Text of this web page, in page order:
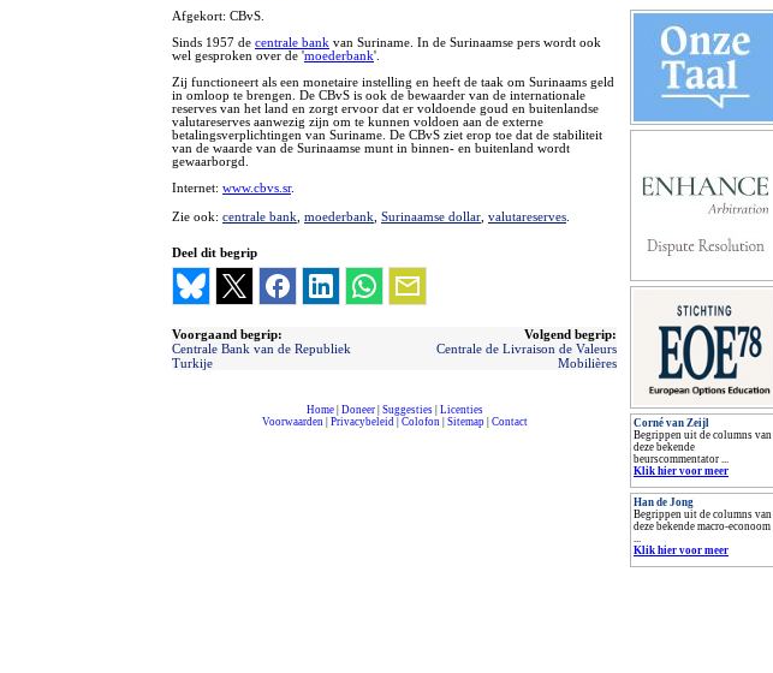
Afgekort: CBvS.
Sinds 1957 de centrale bank van Suriname. In de Surinaamse pers wordt ook
wel gesproken over de 'moederbank'.
Zij functioneert als een monetaire instelling en heeft de taak om Surinaams geld
in omloop te brengen. De CBvS is ook de bewaarder van de internationale
reserves van het land en zorgt ervoor dat er voldoende goud en buitenlandse
valutareserves aanwezig zijn om te kunnen voldoen aan de externe
betalingsverplichtingen van Suriname. De CBvS ziet erop toe dat de stabiliteit
van de waarde van de Surinaamse munt in binnen- en buitenland wordt
gewaarborgd.
Internet: www.cbvs.sr.
Zie ook: centrale bank moederbank Surinaamse dollar valutareserves
Deel dit begrip
Voorgaand begrip:
Centrale Bank van de Republiek
Turkije
Volgend begrip:
Centrale de Livraison de Valeurs
Mobilières
Home| Doneer| Suggesties| Licenties
Voorwaarden| Privacybeleid| Colofon| Sitemap| Contact
Corné van Zeijl
Begrippen uit de columns van
deze bekende
beurscommentator ...
Klik hier voor meer
Han de Jong
Begrippen uit de columns van
deze bekende macro-econoom
...
Klik hier voor meer